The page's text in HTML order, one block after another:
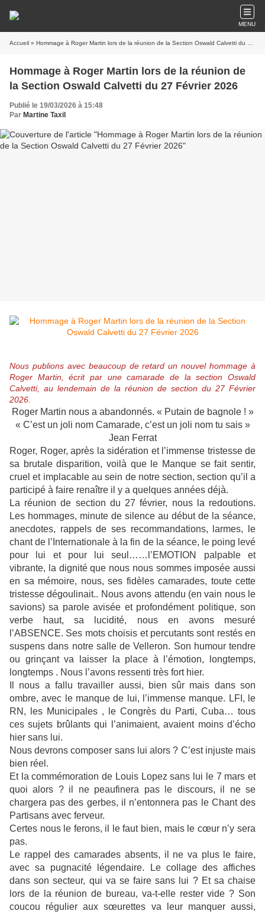
MENU
Accueil » Hommage à Roger Martin lors de la réunion de la Section Oswald Calvetti du 27 Février 2026
Hommage à Roger Martin lors de la réunion de
la Section Oswald Calvetti du 27 Février 2026
Publié le 19/03/2026 à 15:48
Par Martine Taxil
Nous publions avec beaucoup de retard un nouvel hommage à
Roger Martin, écrit par une camarade de la section Oswald
Calvetti, au lendemain de la réunion de section du 27 Février
2026.
Roger Martin nous a abandonnés. « Putain de bagnole ! »
« C’est un joli nom Camarade, c’est un joli nom tu sais »
Jean Ferrat
Roger, Roger, après la sidération et l’immense tristesse de
sa brutale disparition, voilà que le Manque se fait sentir,
cruel et implacable au sein de notre section, section qu’il a
participé à faire renaître il y a quelques années déjà.
La réunion de section du 27 février, nous la redoutions.
Les hommages, minute de silence au début de la séance,
anecdotes, rappels de ses recommandations, larmes, le
chant de l’Internationale à la fin de la séance, le poing levé
pour lui et pour lui seul……l’EMOTION palpable et
vibrante, la dignité que nous nous sommes imposée aussi
en sa mémoire, nous, ses fidèles camarades, toute cette
tristesse dégoulinait.. Nous avons attendu (en vain nous le
savions) sa parole avisée et profondément politique, son
verbe haut, sa lucidité, nous en avons mesuré
l’ABSENCE. Ses mots choisis et percutants sont restés en
suspens dans notre salle de Velleron. Son humour tendre
ou grinçant va laisser la place à l’émotion, longtemps,
longtemps . Nous l’avons ressenti très fort hier.
Il nous a fallu travailler aussi, bien sûr mais dans son
ombre, avec le manque de lui, l’immense manque. LFI, le
RN, les Municipales , le Congrès du Parti, Cuba… tous
ces sujets brûlants qui l’animaient, avaient moins d’écho
hier sans lui.
Nous devrons composer sans lui alors ? C’est injuste mais
bien réel.
Et la commémoration de Louis Lopez sans lui le 7 mars et
quoi alors ? il ne peaufinera pas le discours, il ne se
chargera pas des gerbes, il n’entonnera pas le Chant des
Partisans avec ferveur.
Certes nous le ferons, il le faut bien, mais le cœur n’y sera
pas.
Le rappel des camarades absents, il ne va plus le faire,
avec sa pugnacité légendaire. Le collage des affiches
dans son secteur, qui va se faire sans lui ? Et sa chaise
lors de la réunion de bureau, va-t-elle rester vide ? Son
coucou régulier aux sœurettes va leur manquer aussi,